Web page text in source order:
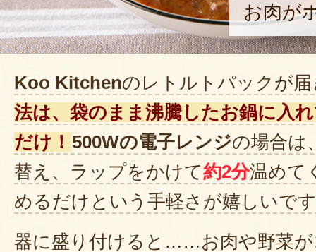
お肉が
Koo Kitchenのレトルトパックが
法は、袋のまま沸騰したお鍋に入
だけ！ 500Wの電子レンジの場合は
替え、ラップをかけて約2分温めて
めるだけという手軽さが嬉しいで
器に盛り付けると……お肉や野菜が